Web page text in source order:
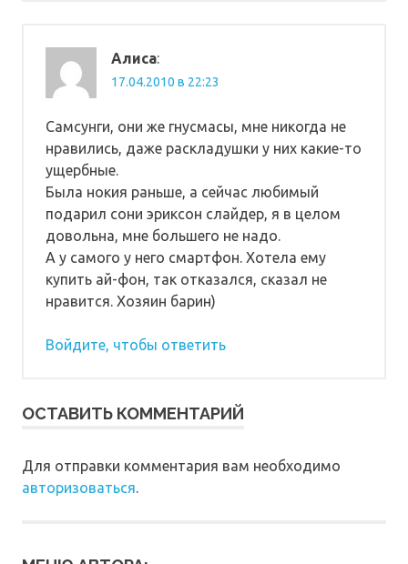
Алиса:
17.04.2010 в 22:23
Самсунги, они же гнусмасы, мне никогда не
нравились, даже раскладушки у них какие-то
ущербные.
Была нокия раньше, а сейчас любимый
подарил сони эриксон слайдер, я в целом
довольна, мне большего не надо.
А у самого у него смартфон. Хотела ему
купить ай-фон, так отказался, сказал не
нравится. Хозяин барин)
Войдите, чтобы ответить
ОСТАВИТЬ КОММЕНТАРИЙ
Для отправки комментария вам необходимо
авторизоваться.